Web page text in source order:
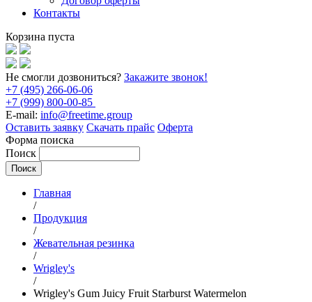
Контакты
Корзина пуста
Не смогли дозвониться? Закажите звонок!
+7 (495) 266-06-06
+7 (999) 800-00-85
E-mail: info@freetime.group
Оставить заявку Скачать прайс Оферта
Форма поиска
Поиск
Главная
/
Продукция
/
Жевательная резинка
/
Wrigley's
/
Wrigley's Gum Juicy Fruit Starburst Watermelon